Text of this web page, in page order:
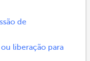
de
liberação para